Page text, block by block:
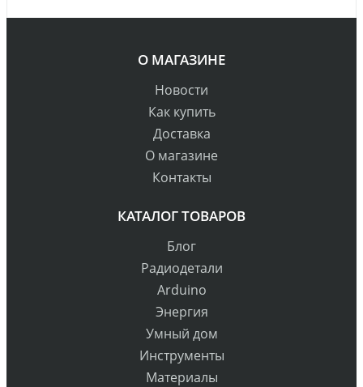
О МАГАЗИНЕ
Новости
Как купить
Доставка
О магазине
Контакты
КАТАЛОГ ТОВАРОВ
Блог
Радиодетали
Arduino
Энергия
Умный дом
Инструменты
Материалы